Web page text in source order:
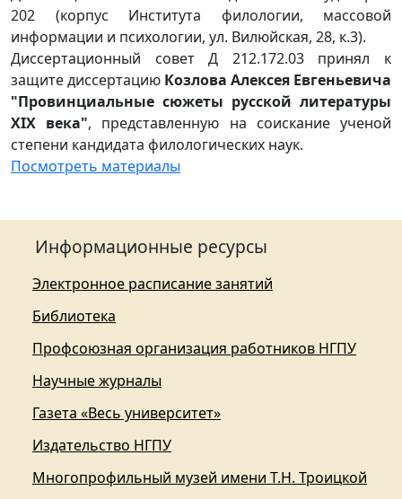
202 (корпус Института филологии, массовой
информации и психологии, ул. Вилюйская, 28, к.3).
Диссертационный совет Д 212.172.03 принял к
защите диссертацию Козлова Алексея Евгеньевича
"Провинциальные сюжеты русской литературы
XIX века", представленную на соискание ученой
степени кандидата филологических наук.
Посмотреть материалы
Информационные ресурсы
Электронное расписание занятий
Библиотека
Профсоюзная организация работников НГПУ
Научные журналы
Газета «Весь университет»
Издательство НГПУ
Многопрофильный музей имени Т.Н. Троицкой